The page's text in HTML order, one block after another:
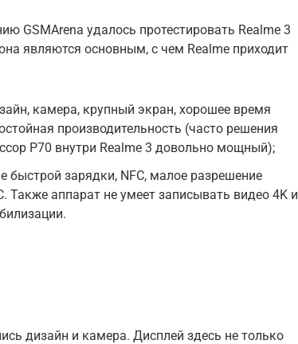
GSMArena удалось протестировать Realme 3
являются основным, с чем Realme приходит
камера, крупный экран, хорошее время
производительность (часто решения
P70 внутри Realme 3 довольно мощный);
быстрой зарядки, NFC, малое разрешение
Также аппарат не умеет записывать видео 4K и
дизайн и камера. Дисплей здесь не только